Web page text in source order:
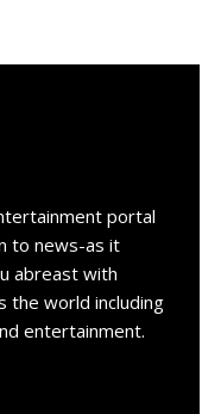
portal
to news-as it
abreast with
the world including
entertainment.